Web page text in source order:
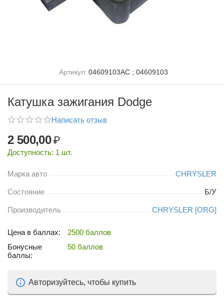
Артикул: 04609103AC ; 04609103
Катушка зажигания Dodge
Написать отзыв
2 500,00₽
Доступность: 1 шт.
Марка авто CHRYSLER
Состояние Б/У
Производитель CHRYSLER [ORG]
Цена в баллах:
2500 баллов
Бонусные
баллы:
50 баллов
Авторизуйтесь, чтобы купить